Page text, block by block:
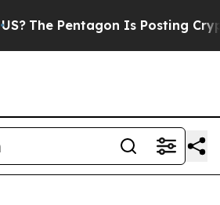
The Pentagon Is Posting Cryptic